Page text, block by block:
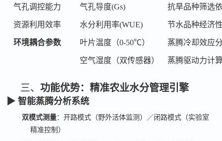
气孔调控能力 气孔导度(Gs) 抗旱品种筛选
资源利用效率 水分利用率(WUE) 节水品种经济
环境耦合参数 叶片温度（0-50℃） 蒸腾冷却效应
空气湿度（双传感器） 蒸腾驱动力计
三、功能优势：精准农业水分管理引擎
▶ 智能蒸腾分析系统
· 双模式测量：开路模式（野外活体监测）／闭路模式（实验室
精准控制）